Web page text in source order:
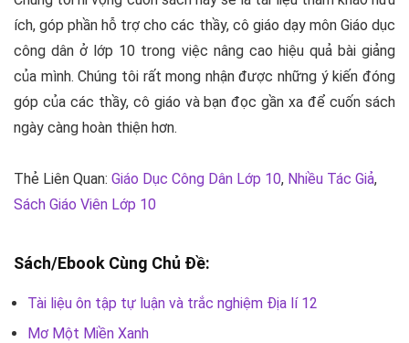
ích, góp phần hỗ trợ cho các thầy, cô giáo dạy môn Giáo dục
công dân ở lớp 10 trong việc nâng cao hiệu quả bài giảng
của mình. Chúng tôi rất mong nhận được những ý kiến đóng
góp của các thầy, cô giáo và bạn đọc gần xa để cuốn sách
ngày càng hoàn thiện hơn.
Thẻ Liên Quan: Giáo Dục Công Dân Lớp 10, Nhiều Tác Giả,
Sách Giáo Viên Lớp 10
Sách/Ebook Cùng Chủ Đề:
Tài liệu ôn tập tự luận và trắc nghiệm Địa lí 12
Mơ Một Miền Xanh